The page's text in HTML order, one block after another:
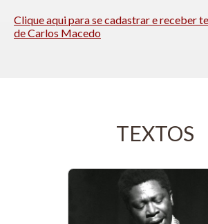
Clique aqui para se cadastrar e receber
de Carlos Macedo
TEXTOS